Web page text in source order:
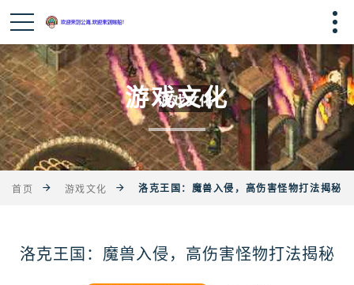
游戏文化
首页 游戏文化 洛克王国：魔兽入侵，高伤害怪物打法揭秘
洛克王国：魔兽入侵，高伤害怪物打法揭秘